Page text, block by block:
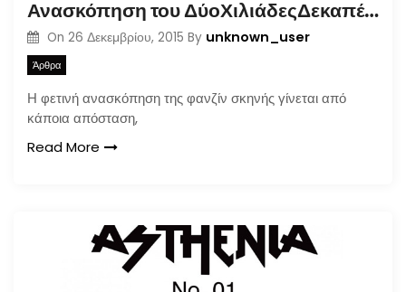
Ανασκόπηση του ΔύοΧιλιάδεςΔεκαπέντε
On 26 Δεκεμβρίου, 2015 By unknown_user
Άρθρα
Η φετινή ανασκόπηση της φανζίν σκηνής γίνεται από
κάποια απόσταση,
Read More